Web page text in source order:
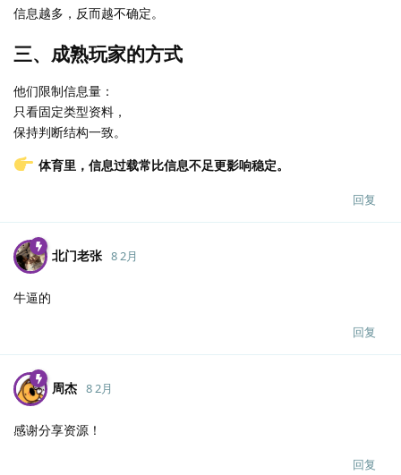
信息越多，反而越不确定。
三、成熟玩家的方式
他们限制信息量：
只看固定类型资料，
保持判断结构一致。
体育里，信息过载常比信息不足更影响稳定。
回复
北门老张 8 2月
牛逼的
回复
周杰 8 2月
感谢分享资源！
回复